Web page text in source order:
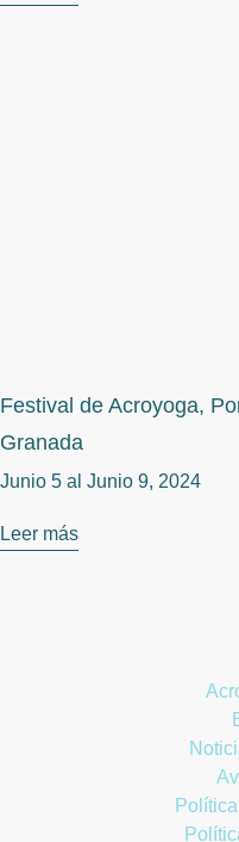
Festival de Acroyoga,
Granada
Junio 5 al Junio 9, 2024
Leer más